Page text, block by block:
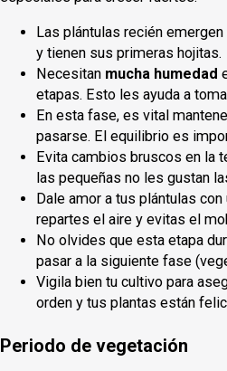
Las plántulas recién
y tienen sus primeras hojitas.
Necesitan mucha humedad
etapas. Esto les ayuda a
En esta fase, es vital
pasarse. El equilibrio es
Evita cambios bruscos en la
las pequeñas no les gustan
Dale amor a tus plántulas con
repartes el aire y evitas el
No olvides que esta etapa
pasar a la siguiente fase
Vigila bien tu cultivo para
orden y tus plantas están
Periodo de vegetación